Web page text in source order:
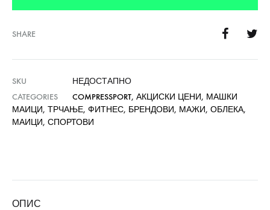
SHARE
SKU
НЕДОСТАПНО
CATEGORIES
COMPRESSPORT, АКЦИСКИ ЦЕНИ, МАШКИ
МАИЦИ, ТРЧАЊЕ, ФИТНЕС, БРЕНДОВИ, МАЖИ, ОБЛЕКА,
МАИЦИ, СПОРТОВИ
ОПИС